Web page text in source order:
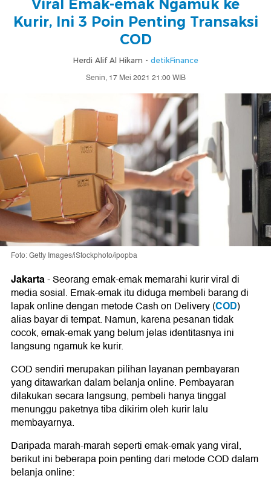
Viral Emak-emak Ngamuk ke
Kurir, Ini 3 Poin Penting Transaksi
COD
Herdi Alif Al Hikam - detikFinance
Senin, 17 Mei 2021 21:00 WIB
Foto: Getty Images/iStockphoto/ipopba
Jakarta-Seorang emak-emak memarahi kurir viral di
media sosial. Emak-emak itu diduga membeli barang di
lapak online dengan metode Cash on Delivery (COD)
alias bayar di tempat. Namun, karena pesanan tidak
cocok, emak-emak yang belum jelas identitasnya ini
langsung ngamuk ke kurir.
COD sendiri merupakan pilihan layanan pembayaran
yang ditawarkan dalam belanja online. Pembayaran
dilakukan secara langsung, pembeli hanya tinggal
menunggu paketnya tiba dikirim oleh kurir lalu
membayarnya.
Daripada marah-marah seperti emak-emak yang viral,
berikut ini beberapa poin penting dari metode COD dalam
belanja online: